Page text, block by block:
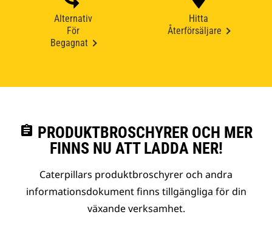
Alternativ
För
Begagnat
Hitta
Återförsäljare
assignment PRODUKTBROSCHYRER OCH MER
FINNS NU ATT LADDA NER!
Caterpillars produktbroschyrer och andra
informationsdokument finns tillgängliga för din
växande verksamhet.